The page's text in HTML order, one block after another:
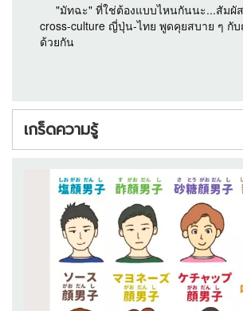
"มัทฉะ" ที่ใช่ต้องแบบไหนกันนะ...สัมผั
cross-culture ญี่ปุ่น-ไทย พูดคุยสบาย ๆ กั
ด้วยกัน
เกร็ดความรู้